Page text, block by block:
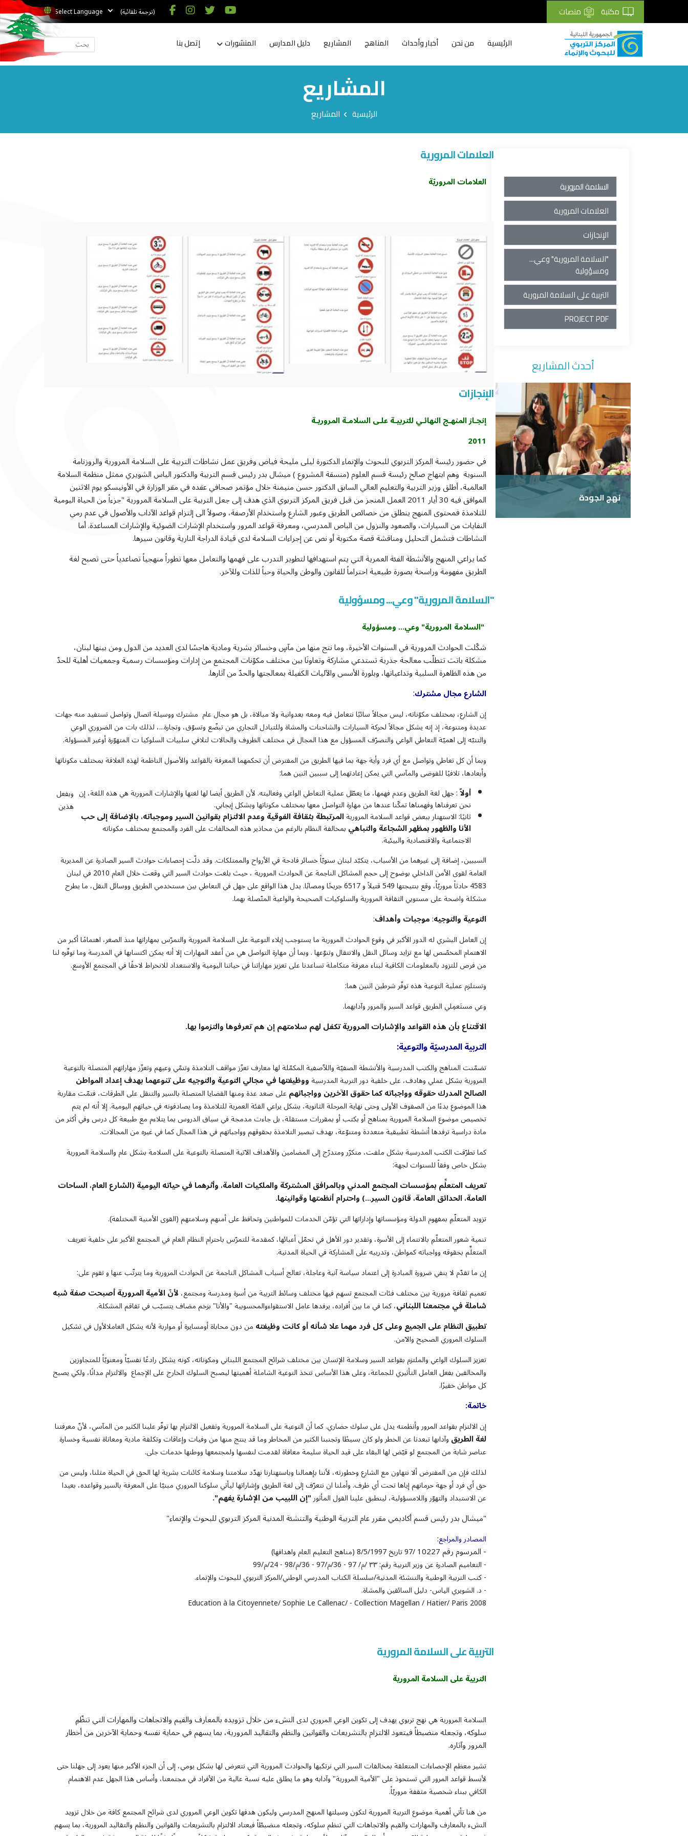
مكتبة منصات (ترجمة تلقائية)
الرئيسية من نحن أخبار وأحداث المناهج المشاريع دليل المدارس المنشورات إتصل بنا
المشاريع
الرئيسية المشاريع
السلامة المرورية
العلامات المرورية
الإنجازات
"السلامة المرورية" وعي...
ومسؤولية
التربية على السلامة المرورية
PROJECT PDF
أحدث المشاريع
نهج الجودة
العلامات المرورية
العلاماتالمروريّة
الإنجازات
إنجـاز المنهـج النهائـي للتربيـة علـى السلامـة المروريـة
2011
في حضور رئيسة المركز التربوي للبحوث والإنماء الدكتورة ليلى مليحة فياض وفريق عمل نشاطات التربية على السلامة المرورية والروزنامة
السنوية وهم ابتهاج صالح رئيسة قسم العلوم (منسقة المشروع ) ميشال بدر رئيس قسم التربية والدكتور الياس الشويري ممثل منظمة السلامة
العالمية، أطلق وزير التربية والتعليم العالي السابق الدكتور حسن منيمنة خلال مؤتمر صحافي عقده في مقر الوزارة في الأونيسكو يوم الاثنين
الموافق فيه 30 أيار 2011 العمل المنجز من قبل فريق المركز التربوي الذي هدف إلى جعل التربية على السلامة المرورية "جزءاً من الحياة اليومية
للتلامذة فمحتوى المنهج ينطلق من خصائص الطريق وعبور الشارع واستخدام الأرصفة، وصولاً الى إلتزام قواعد الآداب والأصول في عدم رمي
النفايات من السيارات، والصعود والنزول من الباص المدرسي، ومعرفة قواعد المرور واستخدام الإشارات الضوئية والإشارات المساعدة. أما
النشاطات فتشمل التحليل ومناقشة قصة مكتوبة أو نص عن إجراءات السلامة لدى قيادة الدراجة النارية وقانون سيرها.
كما يراعي المنهج والأنشطة الفئة العمرية التي يتم استهدافها لتطوير التدرب على فهمها والتعامل معها تطوراً منهجياً تصاعدياً حتى تصبح لغة
الطريق مفهومة وراسخة بصورة طبيعية احتراماً للقانون والوطن والحياة وحباً للذات وللآخر.
"السلامة المرورية" وعي... ومسؤولية
"السلامةالمرورية"وعي... ومسؤولية
شكّلت الحوادث المرورية في السنوات الأخيرة، وما نتج منها من مآسٍ وخسائر بشرية ومادية هاجسًا لدى العديد من الدول ومن بينها لبنان،
مشكلة باتت تتطلّب معالجة جذرية تستدعي مشاركة وتعاونَا بين مختلف مكوّنات المجتمع من إدارات ومؤسسات رسمية وجمعيات أهلية للحدّ
من هذه الظاهرة السلبية وتداعياتها، وبلورة الأسس والآليات الكفيلة بمعالجتها والحدّ من آثارها.
الشارعمجالمشترك:
إن الشارع، بمختلف مكوّناته، ليس مجالاً سائبًا نتعامل فيه ومعه بعدوانية ولا مبالاة، بل هو مجال عام مشترك ووسيلة اتصال وتواصل تستفيد منه جهات
عديدة ومتنوعة، إذ إنه يشكل مجالاً لحركة السيارات والشاحنات والمشاة وللتبادل التجاري من تبضّع وتسوّق، وتجارة...، لذلك بات من الضروري الوعي
والتنبّه إلى اهميّة التعاطي الواعي والتصرّف المسؤول مع هذا المجال في مختلف الظروف والحالات لتلافي سلبيات السلوكيا ت المتهوّرة أوغير المسؤولة.
وبما أن كل تعاطي وتواصل مع أي فرد وأية جهة بما فيها الطريق من المفترض أن تحكمهما المعرفة بالقواعد والأصول الناظمة لهذه العلاقة بمختلف مكوناتها
وأبعادها، تلافيًا للفوضى والمآسي التي يمكن إعادتهما إلى سببين اثنين هما:
أولاً: جهل لغة الطريق وعدم فهمها، ما يعطّل عملية التعاطي الواعي وفعاليته. لأن الطريق أيضا لها لغتها والإشارات المرورية هي هذه اللغة، إن
نحن تعرفناها وفهمناها تمكّنا عندها من مهارة التواصل معها بمختلف مكوناتها وبشكل إيجابي.
ثانيًا: الاستهتار ببعض قواعد السلامة المرورية المرتبطةبثقافةالفوقيةوعدمالالتزامبقوانينالسيروموجباته، بالإضافةإلىحب
الأناوالظهوربمظهرالشجاعة والتباهي بمخالفة النظام بالرغم من محاذير هذه المخالفات على الفرد والمجتمع بمختلف مكوناته
الاجتماعية والاقتصادية والبيئية.
وبفعل
هذين
السببين، إضافة إلى غيرهما من الأسباب، يتكبّد لبنان سنويّاً خسائر فادحة في الأرواح والممتلكات. وقد دلّت إحصاءات حوادث السير الصادرة عن المديرية
العامة لقوى الأمن الداخلي بوضوح إلى حجم المشاكل الناجمة عن الحوادث المرورية ، حيث بلغت حوادث السير التي وقعت خلال العام 2010 في لبنان
4583 حادثاً مروريّاً، وقع بنتيجتها 549 قتيلاً و 6517 جريحًا ومصابًا. يدل هذا الواقع على جهل في التعاطي بين مستخدمي الطريق ووسائل النقل، ما يطرح
مشكلة واضحة على مستويي الثقافة المرورية والسلوكيات الصحيحة والواعية المتّصلة بهما.
التوعيةوالتوجيه:موجباتوأهداف:
إن العامل البشري له الدور الأكبر في وقوع الحوادث المرورية ما يستوجب إيلاء التوعية على السلامة المرورية والتمرّس بمهاراتها منذ الصغر، اهتمامًا أكبر من
الاهتمام المخصّص لها مع تزايد وسائل النقل والانتقال وتنوّعها . وبما أن مهارة التواصل هي من أعقد المهارات إلا أنه يمكن اكتسابها في المدرسة وما توفّره لنا
من فرص للتزود بالمعلومات الكافية لبناء معرفة متكاملة تساعدنا على تعزيز مهاراتنا في حياتنا اليومية والاستعداد للانخراط لاحقًا في المجتمع الأوسع.
وتستلزم عملية التوعية هذه توفّر شرطين اثنين هما:
وعي مستَعمِلي الطريق قواعد السير والمرور وآدابهما.
الاقتناعبأنهذهالقواعدوالإشاراتالمروريةتكفللهم سلامتهمإنهمتعرفوهاوالتزموابها.
التربية المدرسيّة والتوعية:
تضمّنت المناهج والكتب المدرسية والأنشطة الصفيّة واللاّصفية المكمّلة لها معارف تعزّز مواقف التلامذة وتنمّي وعيهم وتعزّز مهاراتهم المتصلة بالتوعية
المرورية بشكل عملي وهادف، على خلفية دور التربية المدرسية ووظيفتها في مجالي التوعية والتوجيه على تنوعهما بهدف إعداد المواطن
الصالح المدرك حقوقه وواجباته كما حقوق الآخرين وواجباتهمعلى صعد عدة ومنها القضايا المتصلة بالسير والتنقل على الطرقات، فتمّت مقاربة
هذا الموضوع بدءًا من الصفوف الأولى وحتى نهاية المرحلة الثانوية، بشكل يراعي الفئة العمرية للتلامذة وما يصادفونه في حياتهم اليومية. إلا أنه لم يتم
تخصيص موضوع السلامة المرورية بمناهج أو بكتب أو بمقررات مستقلة، بل جاءت مدمجة في سياق الدروس بما يتلاءم مع طبيعة كل درس وفي أكثر من
مادة دراسية ترفدها أنشطة تطبيقية متعددة ومتنوّعة، بهدف تبصير التلامذة بحقوقهم وواجباتهم في هذا المجال كما في غيره من المجالات.
كما تطرّقت الكتب المدرسية بشكل ملفت، متكرّر ومتدرّج إلى المضامين والأهداف الآتية المتصلة بالتوعية على السلامة بشكل عام والسلامة المرورية
بشكل خاص وفقاً للسنوات لجهة:
تعريفالمتعلِّمبمؤسساتالمجتمعالمدنيوبالمرافق المشتركةوالملكياتالعامة،وأثرهمافيحياتهاليومية(الشارعالعام،الساحات
العامة،الحدائقالعامة،قانون السير...)واحترامأنظمتهاوقوانينها.
تزويد المتعلّمِ بمفهوم الدولة ومؤسساتها وإداراتها التي تؤمّن الخدمات للمواطنين وتحافظ على أمنهم وسلامتهم (القوى الأمنية المختلفة).
تنمية شعور المتعلّمِ بالانتماء إلى الأسرة، وتقدير دور الأهل في تحمّل أعبائها، كمقدمة للتمرّس باحترام النظام العام في المجتمع الأكبر على خلفية تعريف
المتعلِّم بحقوقه وواجباته كمواطن، وتدريبه على المشاركة في الحياة المدنية.
إن ما تقدّم لا ينفي ضرورة المبادرة إلى اعتماد سياسة آنية وعاجلة، تعالج أسباب المشاكل الناجمة عن الحوادث المرورية وما يترتّب عنها و تقوم على:
تعميم ثقافة مرورية بين مختلف فئات المجتمع تسهم فيها مختلف وسائط التربية من أسرة ومدرسة ومجتمع، لأنّ الأمية المرورية أصبحت صفة شبه
شاملة في مجتمعنا اللبناني، كما في ما بين أفراده، يرفدها عامل الاستقواءوالمحسوبية "والأنا" بزخم مضاف يتسبّب في تفاقم المشكلة.
تطبيق النظام على الجميع وعلى كل فرد مهما علا شأنه أو كانت وظيفته من دون محاباة أومسايرة أو مواربة لأنه يشكل العاملالأول في تشكيل
السلوك المروري الصحيح والآمن.
تعزيز السلوك الواعي والملتزم بقواعد السير وسلامة الإنسان بين مختلف شرائح المجتمع اللبناني ومكوناته، كونه يشكل رادعًا نفسيّاً ومعنويّاً للمتجاوزين
والمخالفين بفعل العامل التأثيري للجماعة، وعلى هذا الأساس تتخذ التوعية الشاملة أهميتها ليصبح السلوك الخارج على الإجماع والالتزام مدانًا، ولكي يصبح
كل مواطن خفيرًا.
خاتمة:
إن الالتزام بقواعد المرور وأنظمته يدل على سلوك حضاري. كما أن التوعية على السلامة المرورية وتفعيل الالتزام بها توفّر علينا الكثير من المآسي، لأنّ معرفتنا
لغة الطريق وآدابها تبعدنا عن الخطر ولو كان بسيطًا وتجنبنا الكثير من المخاطر وما قد ينتج منها من وفيات وإعاقات وتكلفة مادية ومعاناة نفسية وخسارة
عناصر شابة من المجتمع لو قيّض لها البقاء على قيد الحياة سليمة معافاة لقدمت لنفسها ولمجتمعها ووطنها خدمات جلى.
لذلك فإن من المفترض ألا نتهاون مع الشارع وخطورته، لأننا بإهمالنا وباستهتارنا نهدّد سلامتنا وسلامة كائنات بشرية لها الحق في الحياة مثلنا، وليس من
حق أي فرد أو جهة حرمانهم إياها تحت أي ظرف. وأملنا ان نتعرّف إلى لغة الطريق وإشاراتها ليأتي سلوكنا المروري مبنيّا على المعرفة بالسير وقواعده، بعيدا
عن الاستبداد والتهوّر واللامسؤولية، لينطبق علينا القول المأثور"إناللبيبمنالإشارةيفهم".
"ميشال بدر رئيس قسم أكاديمي مقرر عام التربية الوطنية والتنشئة المدنية المركز التربوي للبحوث والإنماء"
المصادر والمراجع:
- المرسوم رقم 10227
/97 تاريخ 8/5/1997 (مناهج التعليم العام واهدافها)
- التعاميم الصادرة عن وزير التربية رقم: ٣٣ /م/ 97 - 36/م/97 - 36/م/98 - 24/م/99
- كتب التربية الوطنية والتنشئة المدنية/سلسلة الكتاب المدرسي الوطني/المركز التربوي للبحوث والإنماء.
- د. الشويري الياس- دليل السائقين والمشاة.
Education à la Citoyennete/ Sophie Le Callenac/ - Collection Magellan / Hatier/ Paris 2008
التربية على السلامة المرورية
التربيةعلىالسلامةالمرورية
السلامة المرورية هي نهج تربوي يهدف إلى تكوين الوعي المروري لدىالنشء من خلال تزويده بالمعارف والقيم والاتجاهات والمهارات التي تنظّمِ
سلوكه، وتجعله منضبطاً فيتعود الالتزام بالتشريعات والقوانين والنظم والتقاليد المرورية، بما يسهم في حماية نفسه وحماية الآخرين من أخطار
المرور وآثاره.
تشير معظم الإحصاءات المتعلقة بمخالفات السير التي نرتكبها والحوادث المرورية التي نتعرض لها بشكل يومي، إلى أن الجزء الأكبر منها يعود إلى جهلنا حتى
لأبسط قواعد المرور التي تستحوذ على "الأمية المرورية" وآدابه وهو ما يطلق عليه نسبة عالية من الأفراد في مجتمعنا، وأساس هذا الجهل عدم الاهتمام
الكافي ببناء شخصية مثقفة مروريّاً.
من هنا تأتي أهمية موضوع التربية المرورية لتكون وسيلتها المنهج المدرسي وليكون هدفها تكوين الوعي المروري لدى شرائح المجتمع كافة من خلال تزويد
النشء بالمعارف والمهارات والقيم والاتجاهات التي تنظم سلوكه، وتجعله منضبطّاً فيعتاد الالتزام بالتشريعات والقوانين والنظم والتقاليد المرورية، بما يسهم